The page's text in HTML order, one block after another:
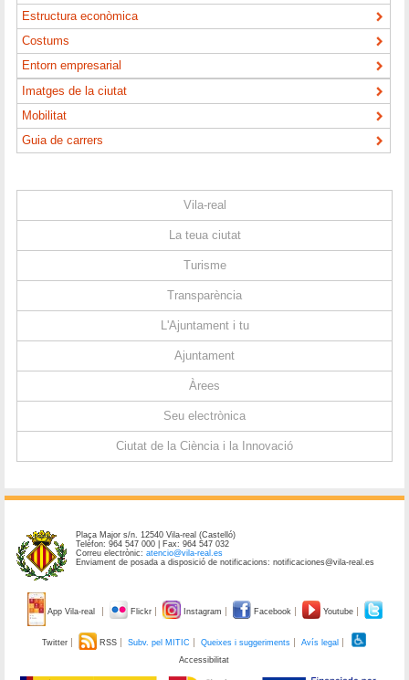
Estructura econòmica
Costums
Entorn empresarial
Imatges de la ciutat
Mobilitat
Guia de carrers
Vila-real
La teua ciutat
Turisme
Transparència
L'Ajuntament i tu
Ajuntament
Àrees
Seu electrònica
Ciutat de la Ciència i la Innovació
Plaça Major s/n. 12540 Vila-real (Castelló)
Telèfon: 964 547 000 | Fax: 964 547 032
Correu electrònic:atencio@vila-real.es
Enviament de posada a disposició de notificacions: notificaciones@vila-real.es
App Vila-real Flickr Instagram Facebook Youtube
Twitter RSS Subv. pel MITIC Queixes i suggeriments
Avís legal
Accessibilitat